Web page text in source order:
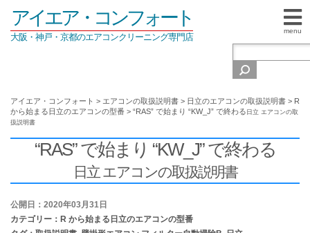
menu
アイエア・コンフォート
大阪・神戸・京都のエアコンクリーニング専門店
アイエア・コンフォート > エアコンの取扱説明書 > 日立のエアコンの取扱説明書 > R
から始まる日立のエアコンの型番 > “RAS” で始まり “KW_J” で終わる 日立 エアコンの取
扱説明書
“RAS” で始まり “KW_J” で終わる
日立 エアコンの取扱説明書
公開日：2020年03月31日
カテゴリー： R から始まる日立のエアコンの型番